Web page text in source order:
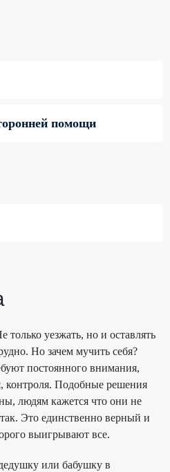
помощи
уезжать, но и оставлять
Но зачем мучить себя?
постоянного внимания,
контроля. Подобные решения
людям кажется что они не
Это единственно верный и
выигрывают все.
или бабушку в